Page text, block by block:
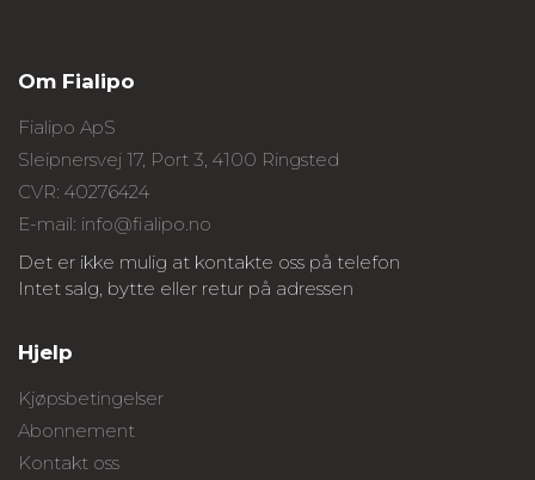
Om Fialipo
Fialipo ApS
Sleipnersvej 17, Port 3, 4100 Ringsted
CVR: 40276424
E-mail: info@fialipo.no
Det er ikke mulig at kontakte oss på telefon
Intet salg, bytte eller retur på adressen
Hjelp
Kjøpsbetingelser
Abonnement
Kontakt oss